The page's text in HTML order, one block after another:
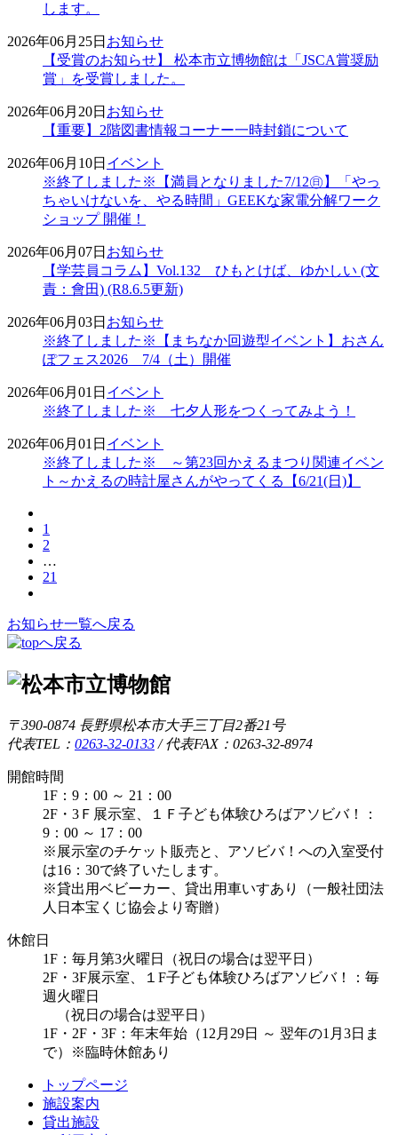
します。
2026年06月25日 お知らせ
【受賞のお知らせ】 松本市立博物館は「JSCA賞奨励
賞」を受賞しました。
2026年06月20日 お知らせ
【重要】2階図書情報コーナー一時封鎖について
2026年06月10日 イベント
※終了しました※【満員となりました7/12㊐】「やっ
ちゃいけないを、やる時間」GEEKな家電分解ワーク
ショップ 開催！
2026年06月07日 お知らせ
【学芸員コラム】Vol.132 ひもとけば、ゆかしい (文
責：會田) (R8.6.5更新)
2026年06月03日 お知らせ
※終了しました※【まちなか回遊型イベント】おさん
ぽフェス2026 7/4（土）開催
2026年06月01日 イベント
※終了しました※ 七夕人形をつくってみよう！
2026年06月01日 イベント
※終了しました※ ～第23回かえるまつり関連イベン
ト～かえるの時計屋さんがやってくる【6/21(日)】
1
2
…
21
お知らせ一覧へ戻る
〒390-0874 長野県松本市大手三丁目2番21号
代表TEL： 0263-32-0133 /代表FAX：0263-32-8974
開館時間
1F：9：00 ～ 21：00
2F・3Ｆ展示室、１Ｆ子ども体験ひろばアソビバ！：
9：00 ～ 17：00
※展示室のチケット販売と、アソビバ！への入室受付
は16：30で終了いたします。
※貸出用ベビーカー、貸出用車いすあり（一般社団法
人日本宝くじ協会より寄贈）
休館日
1F：毎月第3火曜日（祝日の場合は翌平日）
2F・3F展示室、１F子ども体験ひろばアソビバ！：毎
週火曜日
（祝日の場合は翌平日）
1F・2F・3F：年末年始（12月29日 ～ 翌年の1月3日ま
で）※臨時休館あり
トップページ
施設案内
貸出施設